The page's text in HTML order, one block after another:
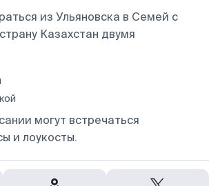
из Ульяновска в Семей с
Казахстан двумя
могут встречаться
и лоукосты.